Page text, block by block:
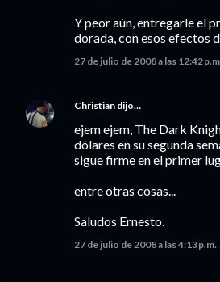
Y peor aún, entregarle el
dorada, con esos efectos
27 de julio de 2008 a las 12:42
Christian dijo…
ejem ejem, The Dark
dólares en su segunda
sigue firme en el primer
entre otras cosas...
Saludos Ernesto.
27 de julio de 2008 a las 4:13 p.m.